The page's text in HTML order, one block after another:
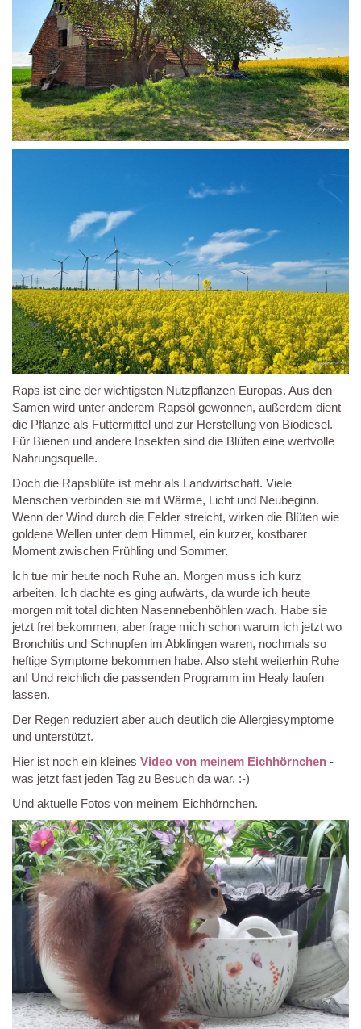
Raps ist eine der wichtigsten Nutzpflanzen Europas. Aus den
Samen wird unter anderem Rapsöl gewonnen, außerdem dient
die Pflanze als Futtermittel und zur Herstellung von Biodiesel.
Für Bienen und andere Insekten sind die Blüten eine wertvolle
Nahrungsquelle.
Doch die Rapsblüte ist mehr als Landwirtschaft. Viele
Menschen verbinden sie mit Wärme, Licht und Neubeginn.
Wenn der Wind durch die Felder streicht, wirken die Blüten wie
goldene Wellen unter dem Himmel, ein kurzer, kostbarer
Moment zwischen Frühling und Sommer.
Ich tue mir heute noch Ruhe an. Morgen muss ich kurz
arbeiten. Ich dachte es ging aufwärts, da wurde ich heute
morgen mit total dichten Nasennebenhöhlen wach. Habe sie
jetzt frei bekommen, aber frage mich schon warum ich jetzt wo
Bronchitis und Schnupfen im Abklingen waren, nochmals so
heftige Symptome bekommen habe. Also steht weiterhin Ruhe
an! Und reichlich die passenden Programm im Healy laufen
lassen.
Der Regen reduziert aber auch deutlich die Allergiesymptome
und unterstützt.
Hier ist noch ein kleines Video von meinem Eichhörnchen -
was jetzt fast jeden Tag zu Besuch da war. :-)
Und aktuelle Fotos von meinem Eichhörnchen.